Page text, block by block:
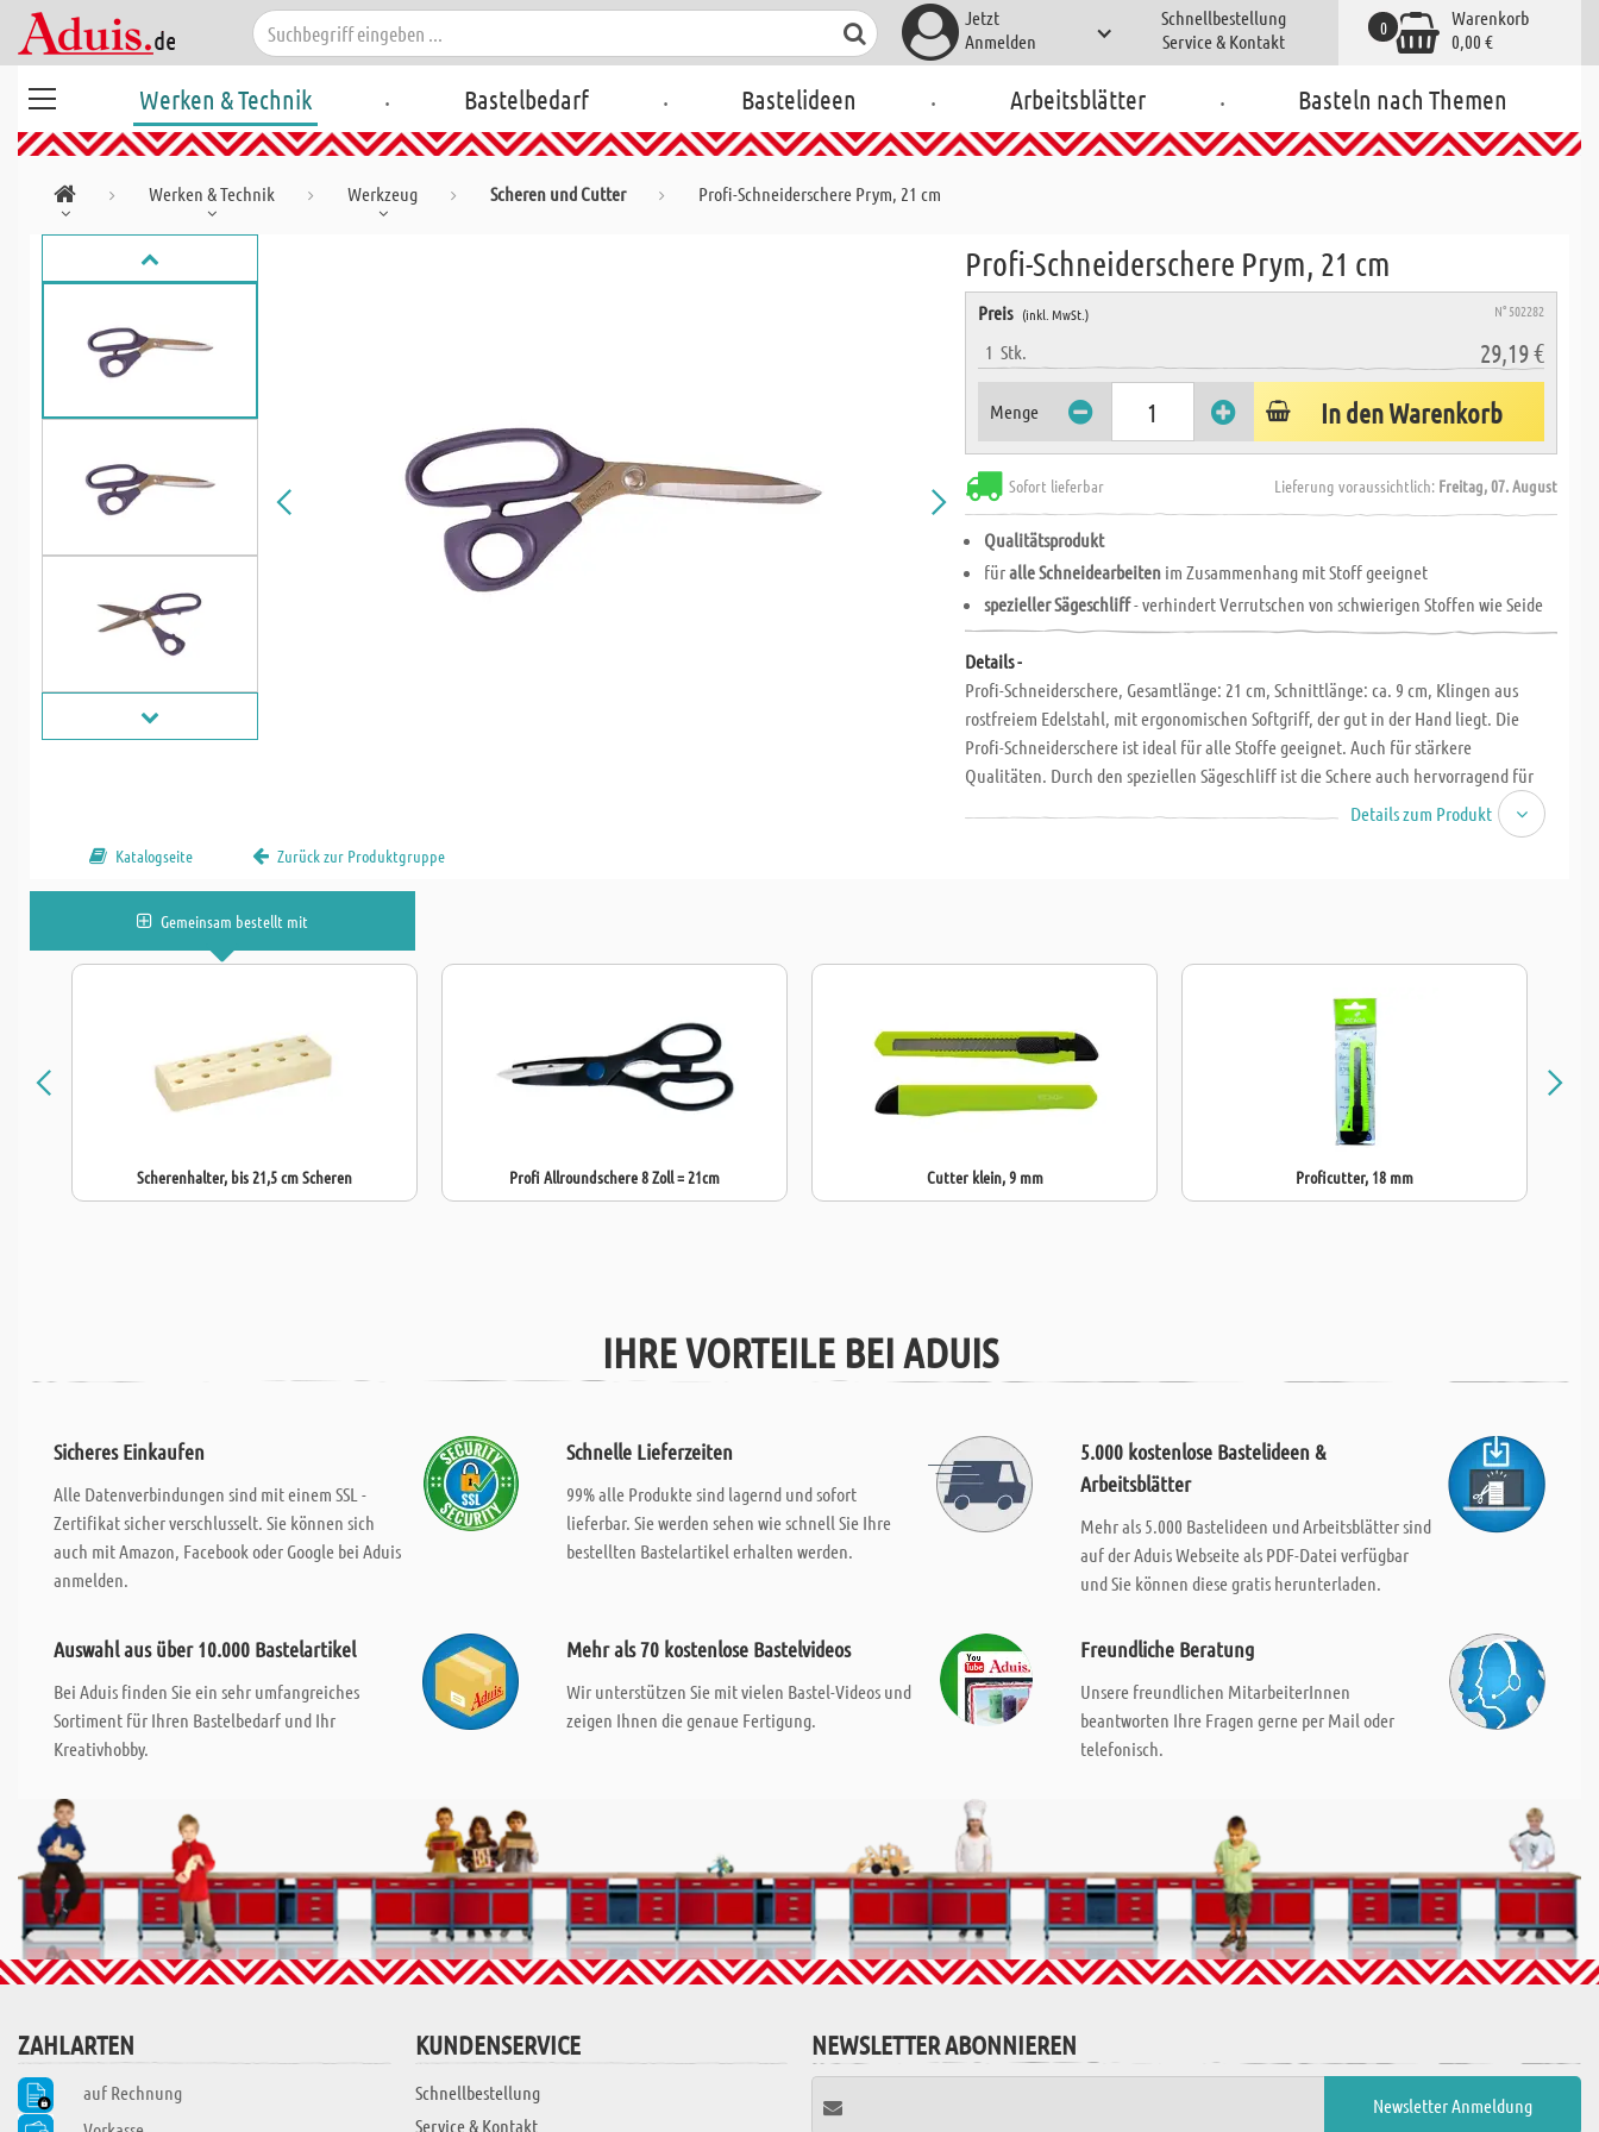
Jetzt
Anmelden
Schnellbestellung
Service & Kontakt
Warenkorb
0,00 €
0
Werken & Technik . Bastelbedarf . Bastelideen . Arbeitsblätter . Basteln nach Themen
Werken & Technik Werkzeug Scheren und Cutter Profi-Schneiderschere Prym, 21 cm
Profi-Schneiderschere Prym, 21 cm
Preis (inkl. MwSt.) N° 502282
1Stk. 29,19 €
Menge In den Warenkorb
Sofort lieferbar Lieferung voraussichtlich: Freitag, 07. August
Qualitätsprodukt
füralle Schneidearbeiten im Zusammenhang mit Stoff geeignet
spezieller Sägeschliff- verhindert Verrutschen von schwierigen Stoffen wie Seide
Details -
Profi-Schneiderschere, Gesamtlänge: 21 cm, Schnittlänge: ca. 9 cm, Klingen aus
rostfreiem Edelstahl, mit ergonomischen Softgriff, der gut in der Hand liegt. Die
Profi-Schneiderschere ist ideal für alle Stoffe geeignet. Auch für stärkere
Qualitäten. Durch den speziellen Sägeschliff ist die Schere auch hervorragend für
Seide oder Kunstfaser geeignet. Durch diesen wird auch das Verrutschen von
schwierigen Stoffen. Kein Quetschen des Stoffes. Der Softgriff garantiert für ein
Details zum Produkt
Katalogseite Zurück zur Produktgruppe
Gemeinsam bestellt mit
Scherenhalter, bis 21,5 cm Scheren Profi Allroundschere 8 Zoll = 21cm Cutter klein, 9 mm Proficutter, 18 mm
IHRE VORTEILE BEI ADUIS
Sicheres Einkaufen
Alle Datenverbindungen sind mit einem SSL -
Zertifikat sicher verschlusselt. Sie können sich
auch mit Amazon, Facebook oder Google bei Aduis
anmelden.
Schnelle Lieferzeiten
99% alle Produkte sind lagernd und sofort
lieferbar. Sie werden sehen wie schnell Sie Ihre
bestellten Bastelartikel erhalten werden.
5.000 kostenlose Bastelideen &
Arbeitsblätter
Mehr als 5.000 Bastelideen und Arbeitsblätter sind
auf der Aduis Webseite als PDF-Datei verfügbar
und Sie können diese gratis herunterladen.
Auswahl aus über 10.000 Bastelartikel
Bei Aduis finden Sie ein sehr umfangreiches
Sortiment für Ihren Bastelbedarf und Ihr
Kreativhobby.
Mehr als 70 kostenlose Bastelvideos
Wir unterstützen Sie mit vielen Bastel-Videos und
zeigen Ihnen die genaue Fertigung.
Freundliche Beratung
Unsere freundlichen MitarbeiterInnen
beantworten Ihre Fragen gerne per Mail oder
telefonisch.
ZAHLARTEN
auf Rechnung
KUNDENSERVICE
Schnellbestellung
Service & Kontakt
NEWSLETTER ABONNIEREN